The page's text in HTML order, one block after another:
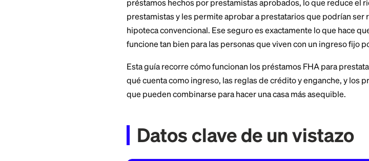
La Administración Federal de Vivienda no presta
préstamos hechos por prestamistas aprobados, lo
hipoteca convencional. Ese seguro es
funcione tan bien para las personas que viven con
qué cuenta como ingreso, las reglas de crédito y